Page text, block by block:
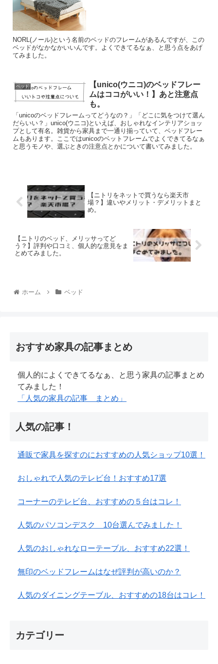
NORL(ノール)という名前のベッドのフレームがあるんですが、この
ベッドがなかなかいいんです。よくできてるなぁ、と思う点をあげ
てみました。
ベッド
【unico(ウニコ)のベッドフレー
ムはココがいい！】あと注意点
も。
「unicoのベッドフレームってどうなの？」「どこに気をつけて選ん
だらいい？」unico(ウニコ)といえば、おしゃれなインテリアショッ
プとして有名。雑貨から家具まで一通り揃っていて、ベッドフレー
ムもあります。ここではunicoのベットフレームでよくできてるなぁ
と思うモノや、選ぶときの注意点とかについて書いてみました。
【ニトリをネットで買うなら楽天市
場？】違いやメリット・デメリットまと
め。
【ニトリのベッド、メリッサってど
う？】評判や口コミ、個人的な意見をま
とめてみました。
ホーム ベッド
おすすめ家具の記事まとめ
個人的によくできてるなぁ、と思う家具の記事まとめ
てみました！
「人気の家具の記事 まとめ」
人気の記事！
通販で家具を探すのにおすすめの人気ショップ10選！
おしゃれで人気のテレビ台！おすすめ17選
コーナーのテレビ台、おすすめの５台はコレ！
人気のパソコンデスク 10台選んでみました！
人気のおしゃれなローテーブル、おすすめ22選！
無印のベッドフレームはなぜ評判が高いのか？
人気のダイニングテーブル、おすすめの18台はコレ！
カテゴリー